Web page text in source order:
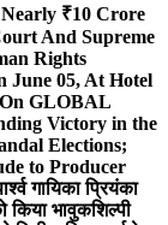
₹10 Crore
And Supreme
Rights
June 05, At Hotel
On GLOBAL
Victory in the
Elections;
to Producer
गायिका प्रियंका
किया भावुकशिल्पी